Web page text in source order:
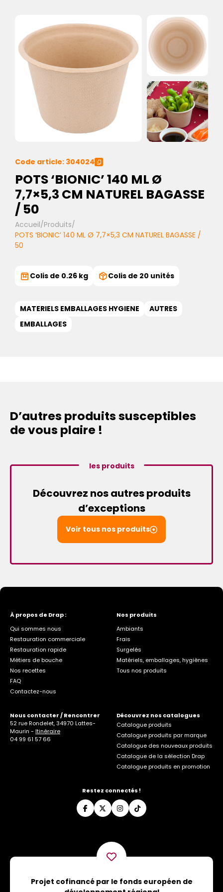
Code article: 304024
POTS ‘BIONIC’ 140 ML Ø
7,7×5,3 CM NATUREL BAGASSE
/ 50
Accueil/Produits/
POTS ‘BIONIC’ 140 ML Ø 7,7×5,3 CM NATUREL BAGASSE /
50
Colis de 0.26 kg Colis de 20 unités
MATERIELS EMBALLAGES HYGIENE
AUTRES
EMBALLAGES
D’autres produits susceptibles
de vous plaire !
les produits
Découvrez nos autres produits
d’exceptions
Voir tous nos produits
À propos de Drap :
Qui sommes nous
Restauration commerciale
Restauration rapide
Métiers de bouche
Nos recettes
FAQ
Contactez-nous
Nos produits
Ambiants
Frais
Surgelés
Matériels, emballages, hygiènes
Tous nos produits
Nous contacter / Rencontrer
52 rue Rondelet, 34970 Lattes-
Maurin - Itinéraire
04 99 61 57 66
Découvrez nos catalogues
Catalogue produits
Catalogue produits par marque
Catalogue des nouveaux produits
Catalogue de la sélection Drap
Catalogue produits en promotion
Restez connectés !
Projet cofinancé par le fonds européen de